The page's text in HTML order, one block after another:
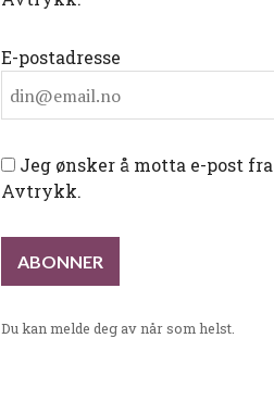
E-postadresse
Jeg ønsker å motta e-post fra
Avtrykk.
Du kan melde deg av når som helst.